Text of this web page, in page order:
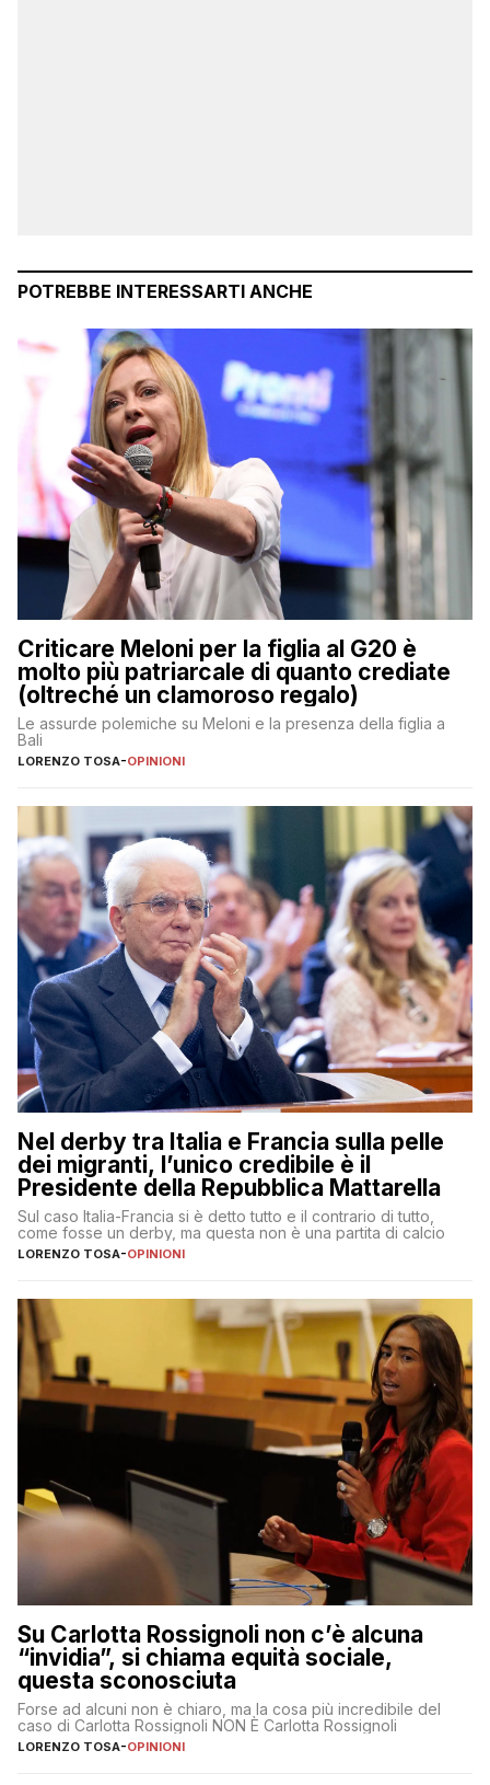
POTREBBE INTERESSARTI ANCHE
Criticare Meloni per la figlia al G20 è
molto più patriarcale di quanto crediate
(oltreché un clamoroso regalo)
Le assurde polemiche su Meloni e la presenza della figlia a
Bali
LORENZO TOSA-OPINIONI
Nel derby tra Italia e Francia sulla pelle
dei migranti, l’unico credibile è il
Presidente della Repubblica Mattarella
Sul caso Italia-Francia si è detto tutto e il contrario di tutto,
come fosse un derby, ma questa non è una partita di calcio
LORENZO TOSA-OPINIONI
Su Carlotta Rossignoli non c’è alcuna
“invidia”, si chiama equità sociale,
questa sconosciuta
Forse ad alcuni non è chiaro, ma la cosa più incredibile del
caso di Carlotta Rossignoli NON È Carlotta Rossignoli
LORENZO TOSA-OPINIONI